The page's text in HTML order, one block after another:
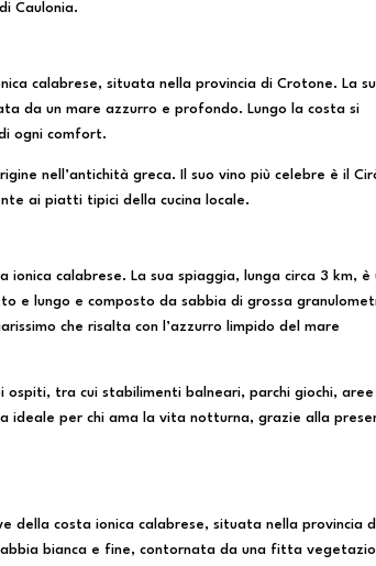
Caulonia.
calabrese, situata nella provincia di Crotone. La
da un mare azzurro e profondo. Lungo la costa si
ogni comfort.
nell’antichità greca. Il suo vino più celebre è il
ai piatti tipici della cucina locale.
calabrese. La sua spiaggia, lunga circa 3 km, è
e lungo e composto da sabbia di grossa
che risalta con l’azzurro limpido del mare
tra cui stabilimenti balneari, parchi giochi, aree
ideale per chi ama la vita notturna, grazie alla
della costa ionica calabrese, situata nella provincia
bianca e fine, contornata da una fitta